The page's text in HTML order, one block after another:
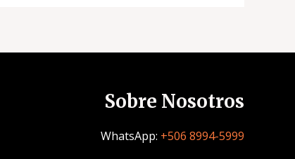
Sobre Nosotros
WhatsApp: +506 8994-5999